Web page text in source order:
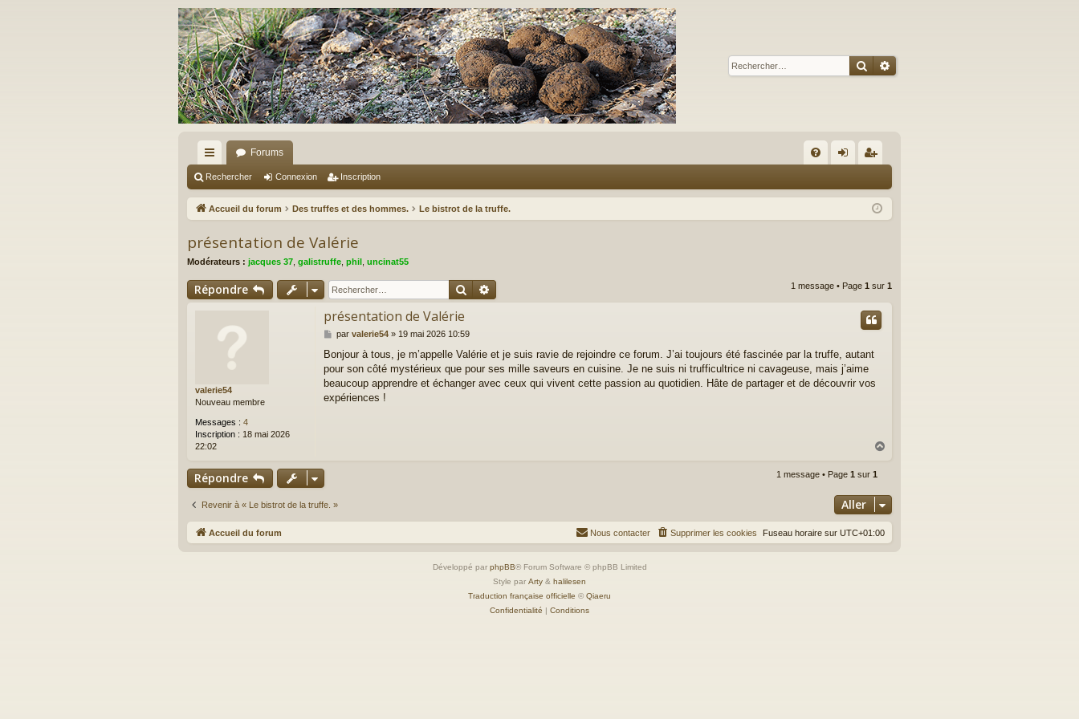
Rechercher
Recherche avancée
ac
co
ci
Forums
Q ne cri
Rechercher Connexion Inscription
Accueil du forum Des truffes et des hommes. Le bistrot de la truffe.
présentation de Valérie
Modérateurs : jacques 37 galistruffe phil uncinat55
Répondre Rechercher 1 message • Page 1 sur 1
valerie54
Nouveau membre
Messages : 4
Inscription : 18 mai 2026
22:02
présentation de Valérie
M
s
s
a
e
par valerie54» 19 mai 2026 10:59
Bonjour à tous, je m’appelle Valérie et je suis ravie de rejoindre ce forum. J’ai toujours été fascinée par la truffe, autant
pour son côté mystérieux que pour ses mille saveurs en cuisine. Je ne suis ni trufficultrice ni cavageuse, mais j’aime
beaucoup apprendre et échanger avec ceux qui vivent cette passion au quotidien. Hâte de partager et de découvrir vos
expériences !
Répondre 1 message • Page 1 sur 1
Revenir à « Le bistrot de la truffe. » Aller
Accueil du forum Fuseau horaire sur UTC+01:00
Supprimer les cookies
Nous contacter
Développé par phpBB® Forum Software © phpBB Limited
Style par Arty & halilesen
Traduction française officielle © Qiaeru
Confidentialité
Conditions